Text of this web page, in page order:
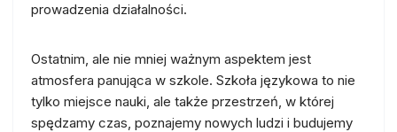
prowadzenia działalności.
Ostatnim, ale nie mniej ważnym aspektem jest
atmosfera panująca w szkole. Szkoła językowa to nie
tylko miejsce nauki, ale także przestrzeń, w której
spędzamy czas, poznajemy nowych ludzi i budujemy